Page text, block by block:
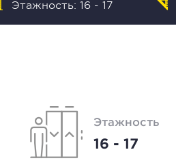
Этажность: 16 - 17
Этажность
16 - 17